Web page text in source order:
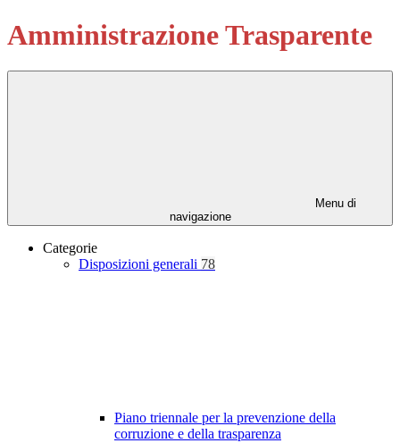
Amministrazione Trasparente
Menu di
navigazione
Categorie
Disposizioni generali 78
Piano triennale per la prevenzione della
corruzione e della trasparenza